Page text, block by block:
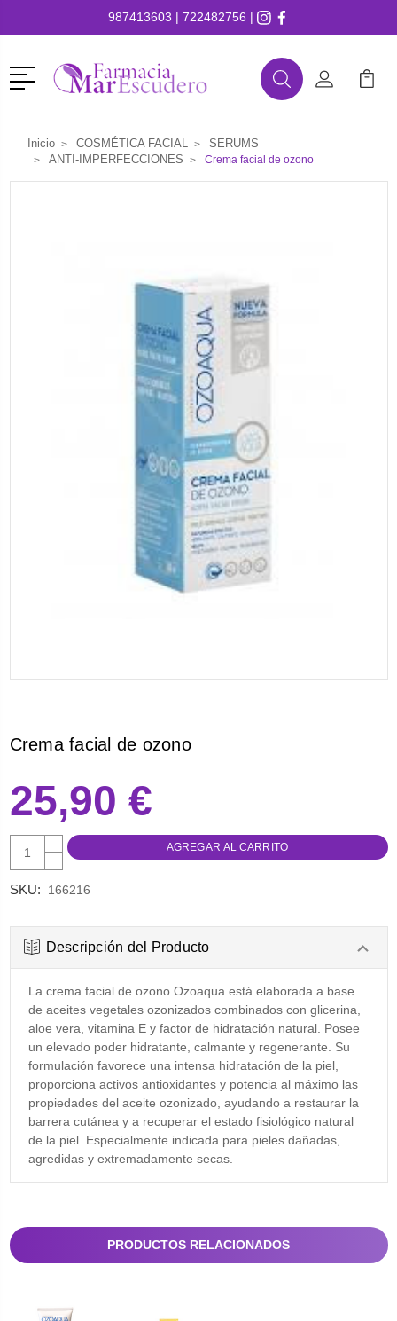
987413603 | 722482756 |
Menú
BuscarMi Cuenta
Mi
Inicio COSMÉTICA FACIAL
SERUMS
ANTI-IMPERFECCIONES
Crema facial de ozono
Crema facial de ozono
25,90 €
AUMENTAR
CANTIDAD:
DISMINUIR
SKU: 166216
Descripción del Producto
La crema facial de ozono Ozoaqua está elaborada a base
de aceites vegetales ozonizados combinados con glicerina,
aloe vera, vitamina E y factor de hidratación natural. Posee
un elevado poder hidratante, calmante y regenerante. Su
formulación favorece una intensa hidratación de la piel,
proporciona activos antioxidantes y potencia al máximo las
propiedades del aceite ozonizado, ayudando a restaurar la
barrera cutánea y a recuperar el estado fisiológico natural
de la piel. Especialmente indicada para pieles dañadas,
agredidas y extremadamente secas.
PRODUCTOS RELACIONADOS